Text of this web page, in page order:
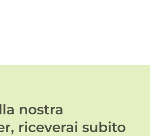
nostra
riceverai subito